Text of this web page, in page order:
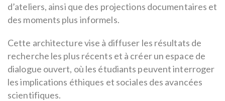
d’ateliers, ainsi que des projections documentaires et
des moments plus informels.
Cette architecture vise à diffuser les résultats de
recherche les plus récents et à créer un espace de
dialogue ouvert, où les étudiants peuvent interroger
les implications éthiques et sociales des avancées
scientifiques.